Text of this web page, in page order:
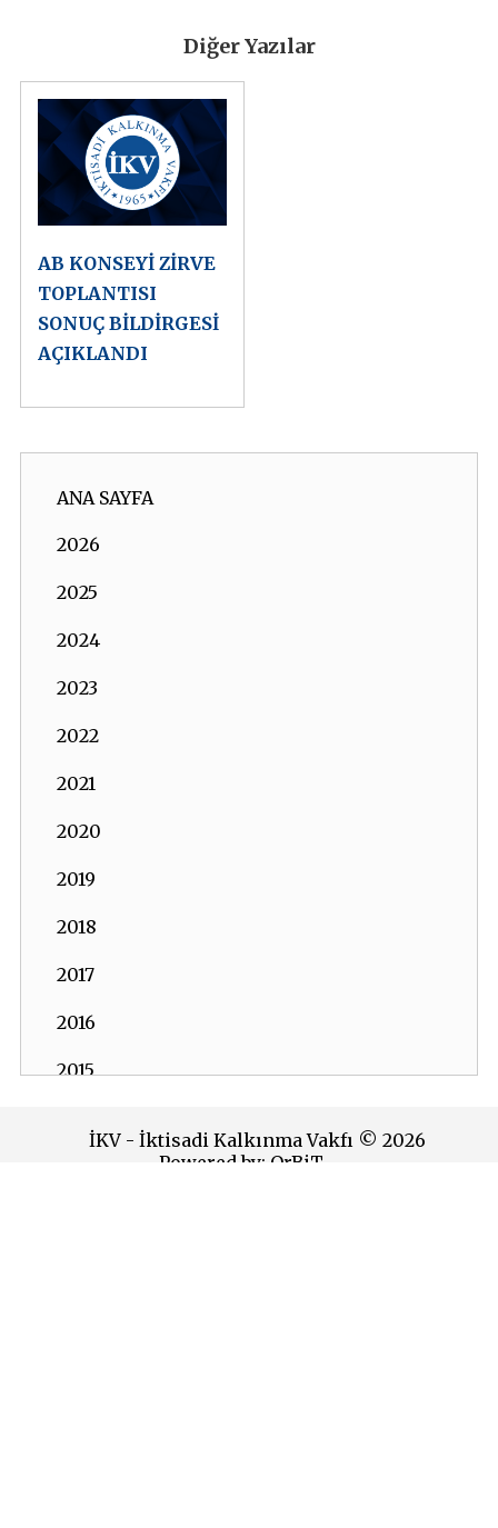
Diğer Yazılar
AB KONSEYİ ZİRVE
TOPLANTISI
SONUÇ BİLDİRGESİ
AÇIKLANDI
ANA SAYFA
2026
2025
2024
2023
2022
2021
2020
2019
2018
2017
2016
2015
İKV - İktisadi Kalkınma Vakfı © 2026
Powered by: OrBiT